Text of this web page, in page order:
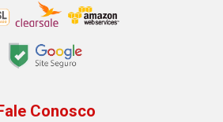
Conosco